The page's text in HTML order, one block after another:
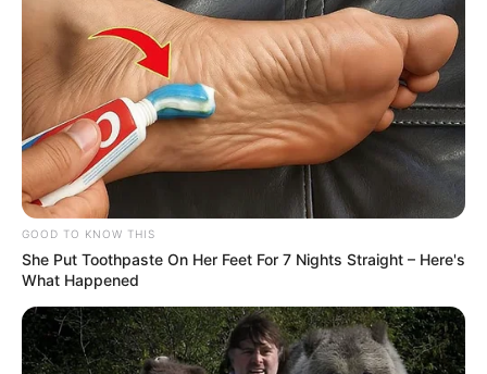
TAGS
GOOD TO KNOW THIS
She Put Toothpaste On Her Feet For 7 Nights Straight – Here's
What Happened